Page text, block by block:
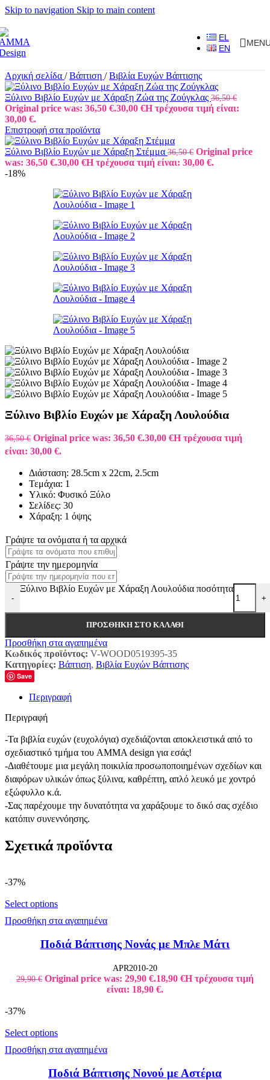
Skip to navigation Skip to main content
EL
EN
Αρχική σελίδα / Βάπτιση / Βιβλία Ευχών Βάπτισης
Ξύλινο Βιβλίο Ευχών με Χάραξη Ζώα της Ζούγκλας 36,50€
Original price was: 36,50 €.30,00 €Η τρέχουσα τιμή είναι:
30,00 €.
Επιστροφή στα προϊόντα
Ξύλινο Βιβλίο Ευχών με Χάραξη Στέμμα 36,50€ Original price
was: 36,50 €.30,00 €Η τρέχουσα τιμή είναι: 30,00 €.
-18%
Ξύλινο Βιβλίο Ευχών με Χάραξη Λουλούδια
36,50€ Original price was: 36,50 €.30,00 €Η τρέχουσα τιμή
είναι: 30,00 €.
Διάσταση: 28.5cm x 22cm, 2.5cm
Τεμάχια: 1
Υλικό: Φυσικό Ξύλο
Σελίδες: 30
Χάραξη: 1 όψης
Γράψτε τα ονόματα ή τα αρχικά
Γράψτε την ημερομηνία
-
Ξύλινο Βιβλίο Ευχών με Χάραξη Λουλούδια ποσότητα
+
ΠΡΟΣΘΉΚΗ ΣΤΟ ΚΑΛΆΘΙ
Προσθήκη στα αγαπημένα
Κωδικός προϊόντος: V-WOOD0519395-35
Κατηγορίες: Βάπτιση, Βιβλία Ευχών Βάπτισης
Save
Περιγραφή
Περιγραφή
-Τα βιβλία ευχών (ευχολόγια) σχεδιάζονται αποκλειστικά από το
σχεδιαστικό τμήμα του AMMA design για εσάς!
-Διαθέτουμε μια μεγάλη ποικιλία προσωποποιημένων σχεδίων και
διαφόρων υλικών όπως ξύλινα, καθρέπτη, απλό λευκό με χοντρό
εξώφυλλο κ.ά.
-Σας παρέχουμε την δυνατότητα να χαράξουμε το δικό σας σχέδιο
κατόπιν συνεννόησης.
Σχετικά προϊόντα
-37%
Select options
Προσθήκη στα αγαπημένα
Ποδιά Βάπτισης Νονάς με Μπλε Μάτι
APR2010-20
29,90€ Original price was: 29,90 €.18,90 €Η τρέχουσα τιμή
είναι: 18,90 €.
-37%
Select options
Προσθήκη στα αγαπημένα
Ποδιά Βάπτισης Νονού με Αστέρια